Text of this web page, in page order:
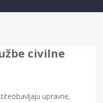
civilne
upravne,